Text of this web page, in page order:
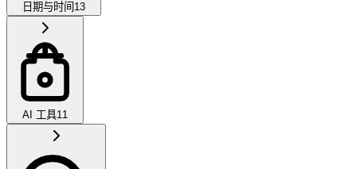
日期与时间 13
AI 工具11